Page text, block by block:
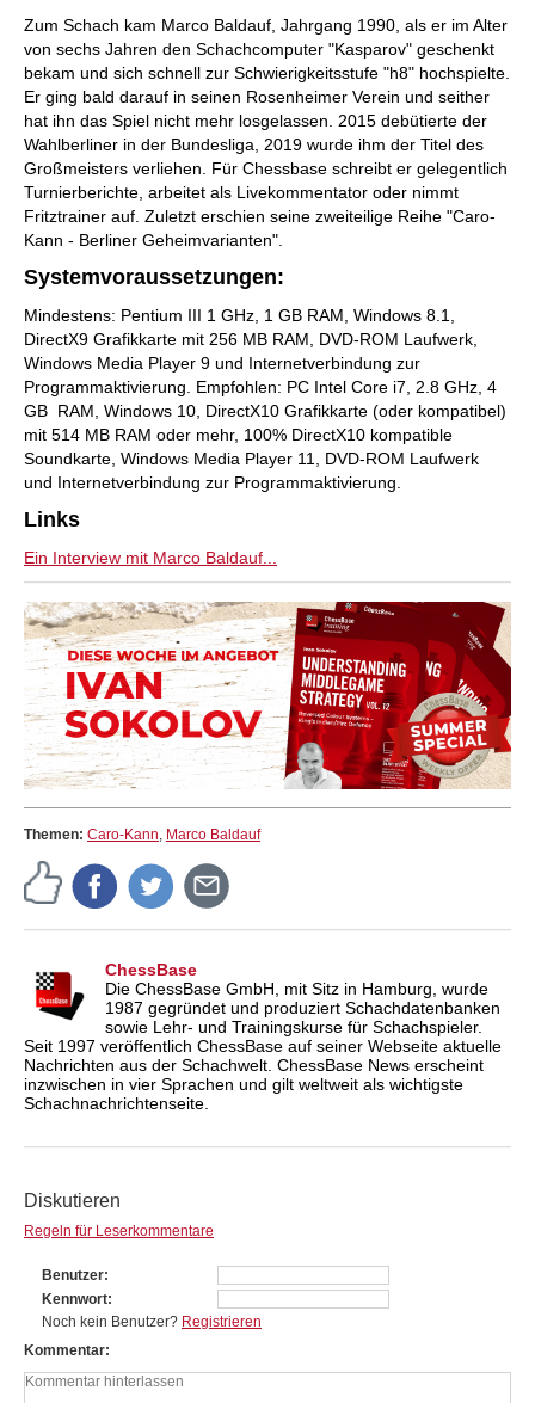
Zum Schach kam Marco Baldauf, Jahrgang 1990, als er im Alter
von sechs Jahren den Schachcomputer "Kasparov" geschenkt
bekam und sich schnell zur Schwierigkeitsstufe "h8" hochspielte.
Er ging bald darauf in seinen Rosenheimer Verein und seither
hat ihn das Spiel nicht mehr losgelassen. 2015 debütierte der
Wahlberliner in der Bundesliga, 2019 wurde ihm der Titel des
Großmeisters verliehen. Für Chessbase schreibt er gelegentlich
Turnierberichte, arbeitet als Livekommentator oder nimmt
Fritztrainer auf. Zuletzt erschien seine zweiteilige Reihe "Caro-
Kann - Berliner Geheimvarianten".
Systemvoraussetzungen:
Mindestens: Pentium III 1 GHz, 1 GB RAM, Windows 8.1,
DirectX9 Grafikkarte mit 256 MB RAM, DVD-ROM Laufwerk,
Windows Media Player 9 und Internetverbindung zur
Programmaktivierung. Empfohlen: PC Intel Core i7, 2.8 GHz, 4
GB RAM, Windows 10, DirectX10 Grafikkarte (oder kompatibel)
mit 514 MB RAM oder mehr, 100% DirectX10 kompatible
Soundkarte, Windows Media Player 11, DVD-ROM Laufwerk
und Internetverbindung zur Programmaktivierung.
Links
Ein Interview mit Marco Baldauf...
Themen: Caro-Kann, Marco Baldauf
ChessBase
Die ChessBase GmbH, mit Sitz in Hamburg, wurde
1987 gegründet und produziert Schachdatenbanken
sowie Lehr- und Trainingskurse für Schachspieler.
Seit 1997 veröffentlich ChessBase auf seiner Webseite aktuelle
Nachrichten aus der Schachwelt. ChessBase News erscheint
inzwischen in vier Sprachen und gilt weltweit als wichtigste
Schachnachrichtenseite.
Diskutieren
Regeln für Leserkommentare
Benutzer
Kennwort
Noch kein Benutzer? Registrieren
Kommentar